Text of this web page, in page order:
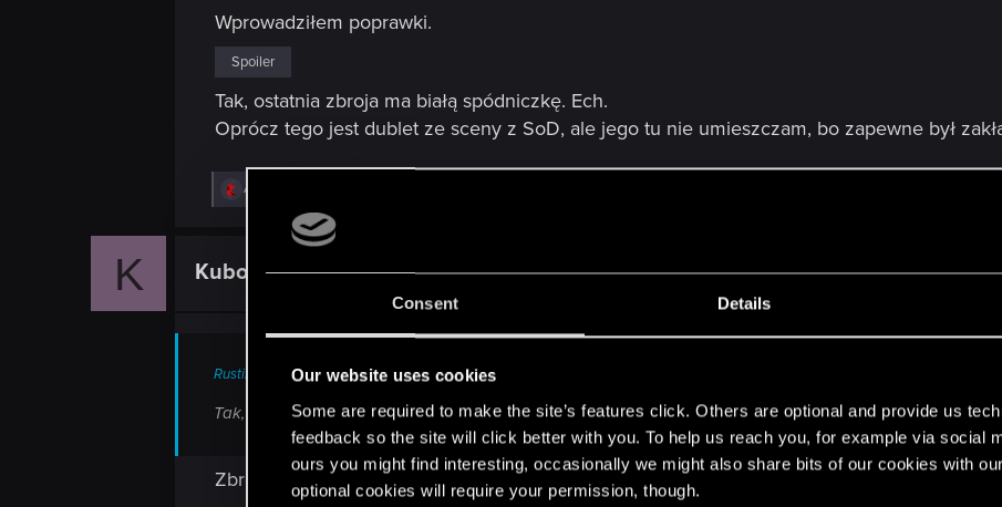
Consent Details
Our website uses cookies
Some are required to make the site’s features click. Others are optional and provide us
feedback so the site will click better with you. To help us reach you, for example via social
ours you might find interesting, occasionally we might also share bits of our cookies with
optional cookies will require your permission, though.
:
Wprowadziłem poprawki.
Spoiler
Tak, ostatnia zbroja ma białą spódniczkę. Ech.
Oprócz tego jest dublet ze sceny z SoD, ale jego tu nie umieszczam, bo zapewne był
R
i
AndrewXRW
K Kuboniusz Rookie
Rustine said:
Tak, ostatnia zbroja ma białą spódniczkę
Zbroją bym tego nie nazwał. Geralt ma odsłonięte łydki (sic!).